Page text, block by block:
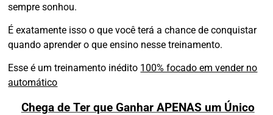
sempre sonhou.
É exatamente isso o que você terá a chance de conquistar
quando aprender o que ensino nesse treinamento.
Esse é um treinamento inédito 100% focado em vender no
automático
Chega de Ter que Ganhar APENAS um Único